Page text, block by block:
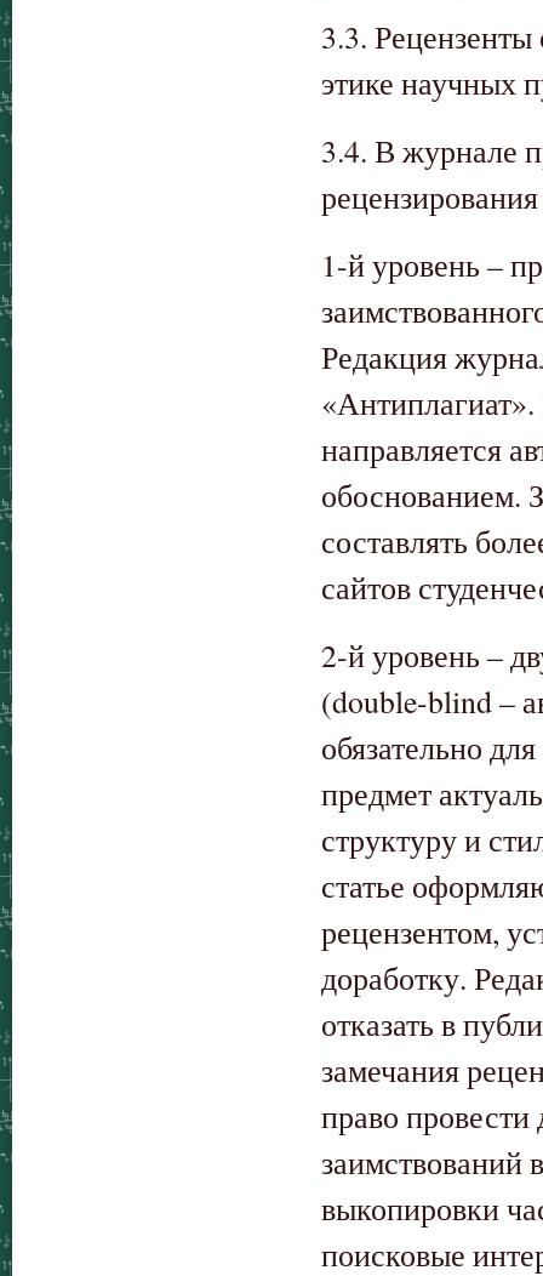
3.3.
этике научных
3.4. В журнале
1-й уровень –
Редакция
направляется
обоснованием.
составлять
сайтов
2-й уровень –
(double-blind –
обязательно
предмет
структуру и
статье
рецензентом,
доработку.
отказать в
замечания
право
заимствований
выкопировки
поисковые